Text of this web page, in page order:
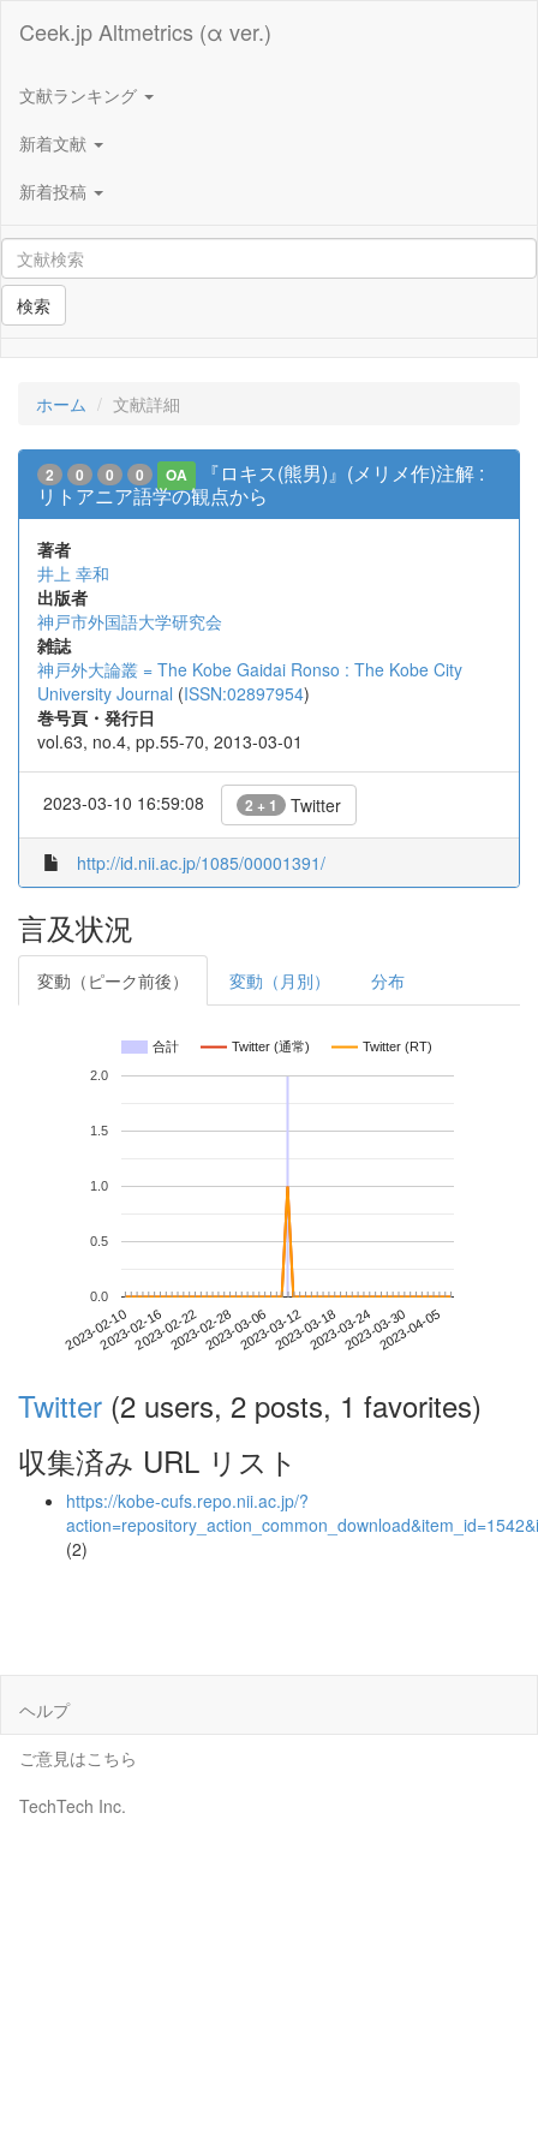
Ceek.jp Altmetrics (α ver.)
文献ランキング
新着文献
新着投稿
検索
ホーム 文献詳細
2 0 0 0 OA
『ロキス(熊男)』(メリメ作)注解 :
リトアニア語学の観点から
著者
井上 幸和
出版者
神戸市外国語大学研究会
雑誌
神戸外大論叢 = The Kobe Gaidai Ronso : The Kobe City
University Journal (ISSN:02897954)
巻号頁・発行日
vol.63, no.4, pp.55-70, 2013-03-01
2023-03-10 16:59:08 2 + 1 Twitter
http://id.nii.ac.jp/1085/00001391/
言及状況
変動（ピーク前後） 変動（月別） 分布
合計 Twitter (通常) Twitter (RT)
2023-02-102023-02-162023-02-222023-02-282023-03-062023-03-122023-03-182023-03-242023-03-302023-04-05
0.0
0.5
1.0
1.5
2.0
Twitter (2 users, 2 posts, 1 favorites)
収集済み URL リスト
https://kobe-cufs.repo.nii.ac.jp/?
(2)
ヘルプ
ご意見はこちら
TechTech Inc.